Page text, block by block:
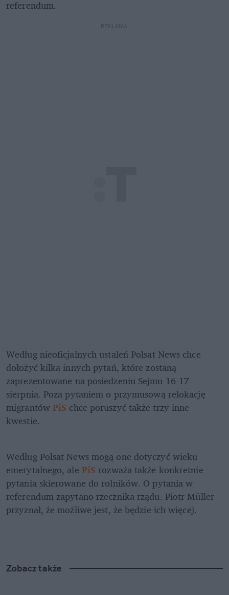
REKLAMA
Według nieoficjalnych ustaleń Polsat News chce
dołożyć kilka innych pytań, które zostaną
zaprezentowane na posiedzeniu Sejmu 16-17
sierpnia. Poza pytaniem o przymusową relokację
migrantów PiS chce poruszyć także trzy inne
kwestie.
Według Polsat News mogą one dotyczyć wieku
emerytalnego, ale PiS rozważa także konkretnie
pytania skierowane do rolników. O pytania w
referendum zapytano rzecznika rządu. Piotr Müller
przyznał, że możliwe jest, że będzie ich więcej.
Zobacz także